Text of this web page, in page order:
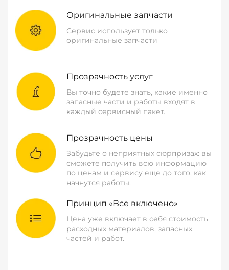
Оригинальные запчасти
Сервис использует только
оригинальные запчасти
Прозрачность услуг
Вы точно будете знать, какие именно
запасные части и работы входят в
каждый сервисный пакет.
Прозрачность цены
Забудьте о неприятных сюрпризах: вы
сможете получить всю информацию
по ценам и сервису еще до того, как
начнутся работы.
Принцип «Все включено»
Цена уже включает в себя стоимость
расходных материалов, запасных
частей и работ.